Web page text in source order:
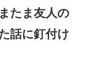
たま友人の
話に釘付け